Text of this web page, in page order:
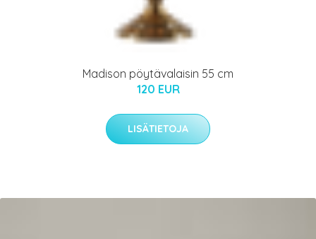
Madison pöytävalaisin 55 cm
120 EUR
LISÄTIETOJA